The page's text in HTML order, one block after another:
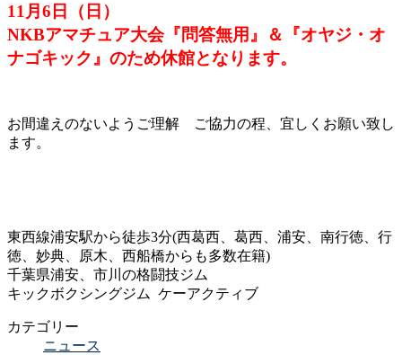
11月6日（日）
NKBアマチュア大会『問答無用』＆『オヤジ・オ
ナゴキック』 のため休館となります。
お間違えのないようご理解 ご協力の程、宜しくお願い致し
ます。
東西線浦安駅から徒歩3分(西葛西、葛西、浦安、南行徳、行
徳、妙典、原木、西船橋からも多数在籍)
千葉県浦安、市川の格闘技ジム
キックボクシングジム ケーアクティブ
カテゴリー
ニュース